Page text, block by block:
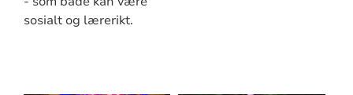
sosialt og lærerikt.